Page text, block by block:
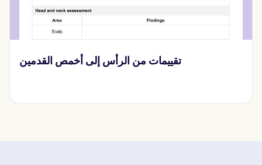
نموذج إصدار معلومات الصحة النفسية